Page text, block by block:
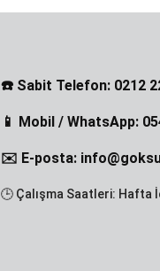
☎️ Sabit Telefon: 0212
📱 Mobil / WhatsApp:
✉️ E-posta:
🕒 Çalışma Saatleri: Hafta